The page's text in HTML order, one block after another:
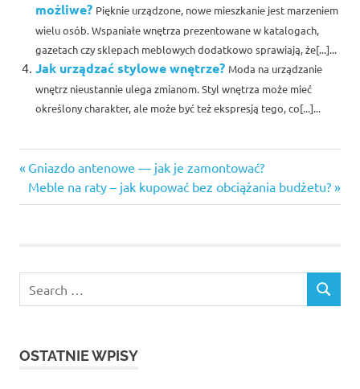
możliwe? Pięknie urządzone, nowe mieszkanie jest marzeniem
wielu osób. Wspaniałe wnętrza prezentowane w katalogach,
gazetach czy sklepach meblowych dodatkowo sprawiają, że[...]...
Jak urządzać stylowe wnętrze? Moda na urządzanie
wnętrz nieustannie ulega zmianom. Styl wnętrza może mieć
określony charakter, ale może być też ekspresją tego, co[...]...
Nawigacja
wpisu
Previous
Post:
Gniazdo antenowe — jak je zamontować?
Next
Post:
Meble na raty – jak kupować bez obciążania budżetu?
for:
SEARCH
OSTATNIE WPISY